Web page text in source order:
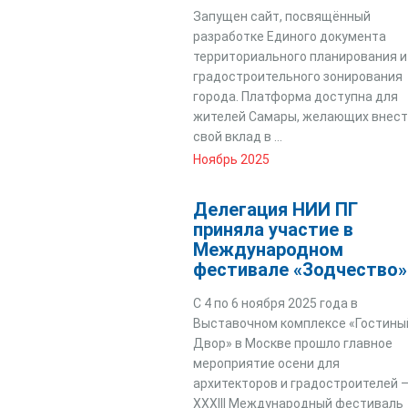
Запущен сайт, посвящённый
разработке Единого документа
территориального планирования и
градостроительного зонирования
города. Платформа доступна для
жителей Самары, желающих
свой вклад в ...
Ноябрь 2025
Делегация НИИ ПГ
приняла участие в
Международном
фестивале «Зодчество»
С 4 по 6 ноября 2025 года в
Выставочном комплексе
Двор» в Москве прошло главное
мероприятие осени для
архитекторов и градостроителей –
ХХХІII Международный фестиваль